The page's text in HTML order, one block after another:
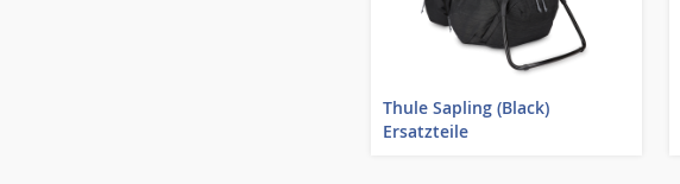
Thule Sapling (Black)
Ersatzteile